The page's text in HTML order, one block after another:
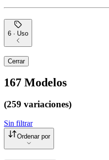
6 · Uso
Cerrar
167 Modelos
(259 variaciones)
Sin filtrar
Ordenar por